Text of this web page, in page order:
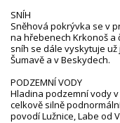
SNÍH
Sněhová pokrývka se v
na hřebenech Krkonoš a
sníh se dále vyskytuje už
Šumavě a v Beskydech.
PODZEMNÍ VODY
Hladina podzemní vody
celkově silně
povodí Lužnice, Labe od